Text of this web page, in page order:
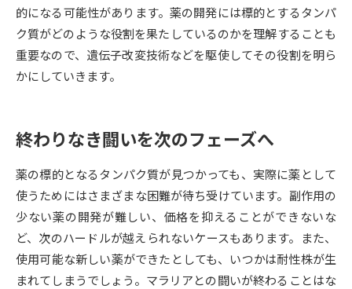
オープンキャンパス検索 実施プログラムから探す
来場型・Web型イベント特集 夢ナビライブ
志望校・出願校を調べる
併願校選び 受験スケジュールを立てよう
先輩が入学を決めた理由 テレメール全国一斉進学調査
的になる可能性があります。薬の開発には標的とするタンパ
ク質がどのような役割を果たしているのかを理解することも
重要なので、遺伝子改変技術などを駆使してその役割を明ら
かにしていきます。
終わりなき闘いを次のフェーズへ
薬の標的となるタンパク質が見つかっても、実際に薬として
使うためにはさまざまな困難が待ち受けています。副作用の
少ない薬の開発が難しい、価格を抑えることができないな
ど、次のハードルが越えられないケースもあります。また、
使用可能な新しい薬ができたとしても、いつかは耐性株が生
まれてしまうでしょう。マラリアとの闘いが終わることはな